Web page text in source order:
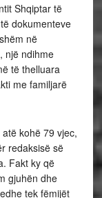
Shqiptar të
dokumenteve
në
një ndihme
të thelluara
me familjarë
kohë 79 vjec,
redaksisë së
Fakt ky që
gjuhën dhe
tek fëmijët